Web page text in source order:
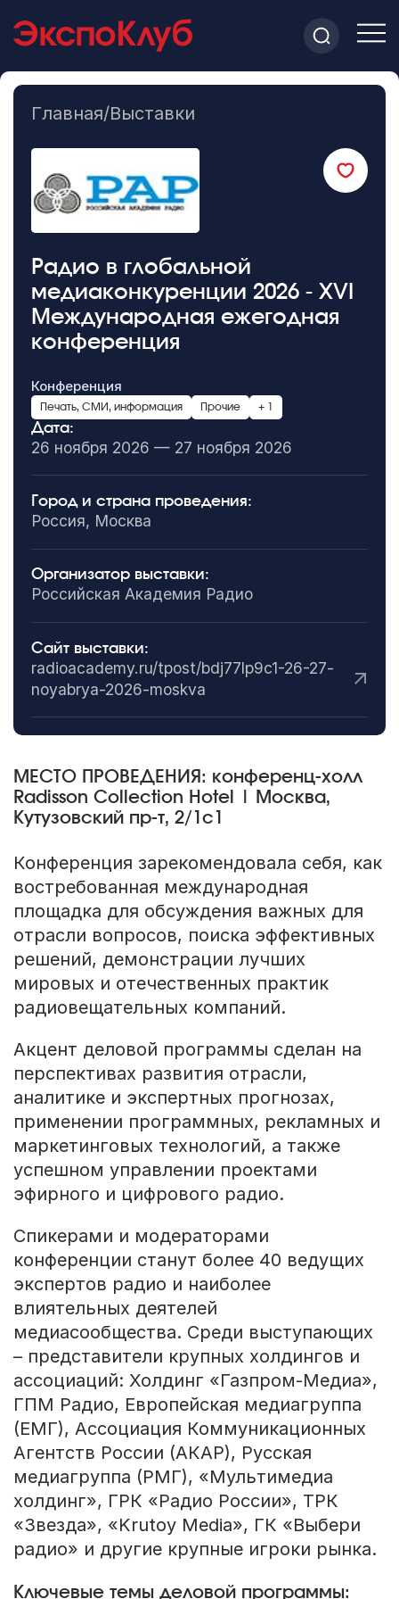
Главная/Выставки
Радио в глобальной
медиаконкуренции 2026 - XVI
Международная ежегодная
конференция
Конференция
Печать, СМИ, информация Прочие + 1
Дата:
26 ноября 2026 — 27 ноября 2026
Город и страна проведения:
Россия, Москва
Организатор выставки:
Российская Академия Радио
Сайт выставки:
radioacademy.ru/tpost/bdj77lp9c1-26-27-
noyabrya-2026-moskva
МЕСТО ПРОВЕДЕНИЯ: конференц-холл
Radisson Collection Hotel | Москва,
Кутузовский пр-т, 2/1с1
Конференция зарекомендовала себя, как
востребованная международная
площадка для обсуждения важных для
отрасли вопросов, поиска эффективных
решений, демонстрации лучших
мировых и отечественных практик
радиовещательных компаний.
Акцент деловой программы сделан на
перспективах развития отрасли,
аналитике и экспертных прогнозах,
применении программных, рекламных и
маркетинговых технологий, а также
успешном управлении проектами
эфирного и цифрового радио.
Спикерами и модераторами
конференции станут более 40 ведущих
экспертов радио и наиболее
влиятельных деятелей
медиасообщества. Среди выступающих
– представители крупных холдингов и
ассоциаций: Холдинг «Газпром-Медиа»,
ГПМ Радио, Европейская медиагруппа
(ЕМГ), Ассоциация Коммуникационных
Агентств России (АКАР), Русская
медиагруппа (РМГ), «Мультимедиа
холдинг», ГРК «Радио России», ТРК
«Звезда», «Krutoy Media», ГК «Выбери
радио» и другие крупные игроки рынка.
Ключевые темы деловой программы: